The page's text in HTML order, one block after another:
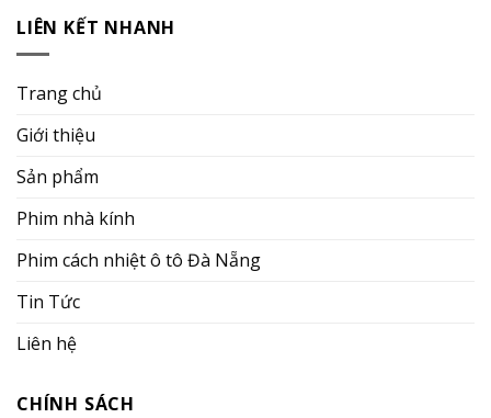
LIÊN KẾT NHANH
Trang chủ
Giới thiệu
Sản phẩm
Phim nhà kính
Phim cách nhiệt ô tô Đà Nẵng
Tin Tức
Liên hệ
CHÍNH SÁCH